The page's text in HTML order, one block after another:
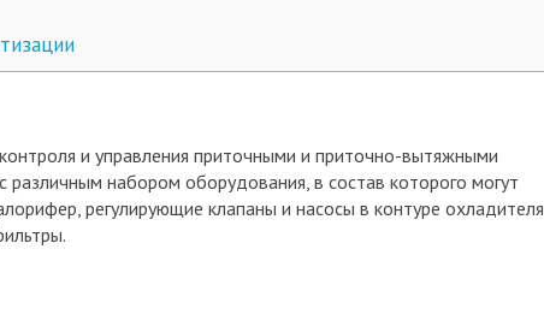
и управления приточными и приточно-вытяжными
набором оборудования, в состав которого могут
регулирующие клапаны и насосы в контуре охладителя